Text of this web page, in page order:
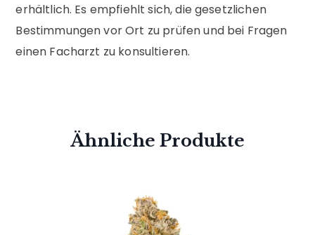
erhältlich. Es empfiehlt sich, die gesetzlichen
Bestimmungen vor Ort zu prüfen und bei Fragen
einen Facharzt zu konsultieren.
Ähnliche Produkte